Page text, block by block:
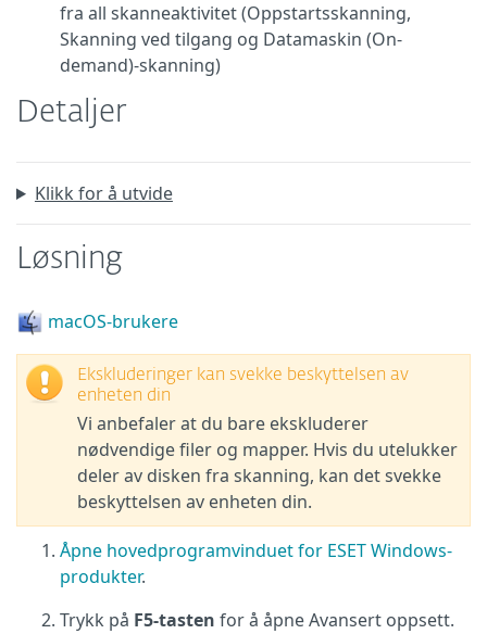
fra all skanneaktivitet (Oppstartsskanning,
Skanning ved tilgang og Datamaskin (On-
demand)-skanning)
Detaljer
Klikk for å utvide
Løsning
macOS-brukere
Ekskluderinger kan svekke beskyttelsen av
enheten din
Vi anbefaler at du bare ekskluderer
nødvendige filer og mapper. Hvis du utelukker
deler av disken fra skanning, kan det svekke
beskyttelsen av enheten din.
Åpne hovedprogramvinduet for ESET Windows-
produkter.
Trykk på F5-tasten for å åpne Avansert oppsett.